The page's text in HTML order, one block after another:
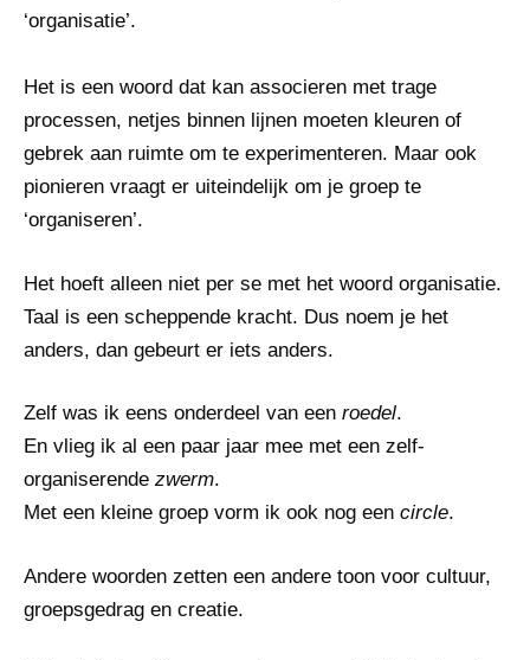
‘organisatie’.
Het is een woord dat kan associeren met trage
processen, netjes binnen lijnen moeten kleuren of
gebrek aan ruimte om te experimenteren. Maar ook
pionieren vraagt er uiteindelijk om je groep te
‘organiseren’.
Het hoeft alleen niet per se met het woord organisatie.
Taal is een scheppende kracht. Dus noem je het
anders, dan gebeurt er iets anders.
Zelf was ik eens onderdeel van een roedel.
En vlieg ik al een paar jaar mee met een zelf-
organiserende zwerm.
Met een kleine groep vorm ik ook nog een circle.
Andere woorden zetten een andere toon voor cultuur,
groepsgedrag en creatie.